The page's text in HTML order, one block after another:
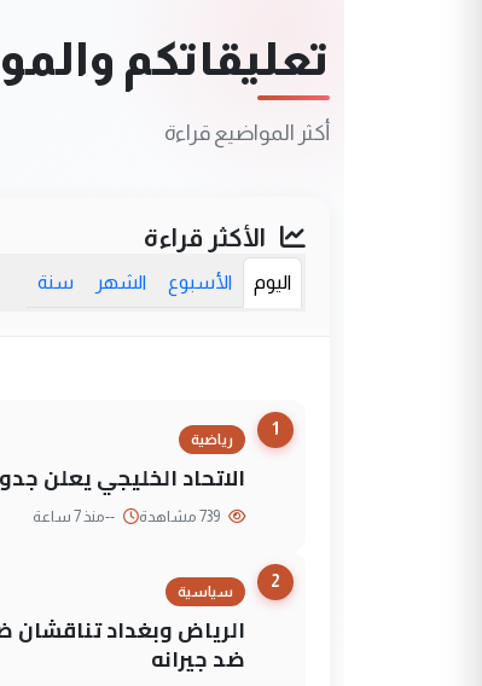
تعليقاتكم
أكثر المواضيع قراءة
الأكثر قراءة
اليوم الأسبوع الشهر سنة
1
رياضية
الاتحاد الخليجي يعلن جدول مباريات
--منذ 7 ساعة
2
سياسية
الرياض وبغداد تناقشان
ضد جيرانه